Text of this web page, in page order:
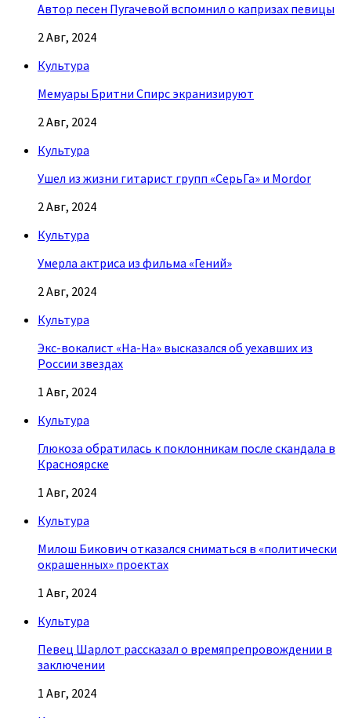
Автор песен Пугачевой вспомнил о капризах певицы
2 Авг, 2024
Культура
Мемуары Бритни Спирс экранизируют
2 Авг, 2024
Культура
Ушел из жизни гитарист групп «СерьГа» и Mordor
2 Авг, 2024
Культура
Умерла актриса из фильма «Гений»
2 Авг, 2024
Культура
Экс-вокалист «На-На» высказался об уехавших из
России звездах
1 Авг, 2024
Культура
Глюкоза обратилась к поклонникам после скандала в
Красноярске
1 Авг, 2024
Культура
Милош Бикович отказался сниматься в «политически
окрашенных» проектах
1 Авг, 2024
Культура
Певец Шарлот рассказал о времяпрепровождении в
заключении
1 Авг, 2024